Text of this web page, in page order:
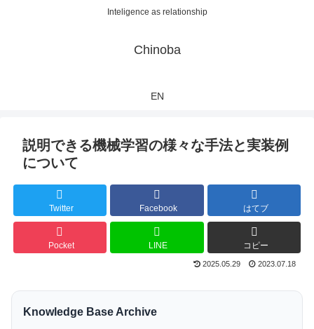
Inteligence as relationship
Chinoba
EN
説明できる機械学習の様々な手法と実装例
について
Twitter Facebook はてブ
Pocket LINE コピー
2025.05.29 2023.07.18
Knowledge Base Archive